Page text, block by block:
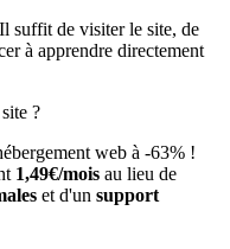
suffit de visiter le site, de
à apprendre directement
?
web à -63% !
1,49€/mois au lieu de
et d'un support